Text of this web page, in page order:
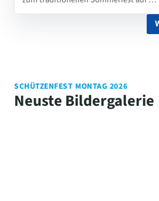
SCHÜTZENFEST MONTAG 2026
Neuste Bildergalerie